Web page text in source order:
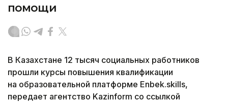
помощи
В Казахстане 12 тысяч социальных работников
прошли курсы повышения квалификации
на образовательной платформе Enbek.skills,
передает агентство Kazinform со ссылкой